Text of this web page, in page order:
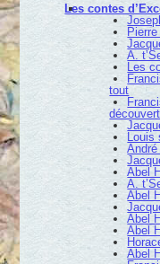
Les contes
A.
Les
tout
Louis
Abel
A.
Abel
Abel
Abel
Abel